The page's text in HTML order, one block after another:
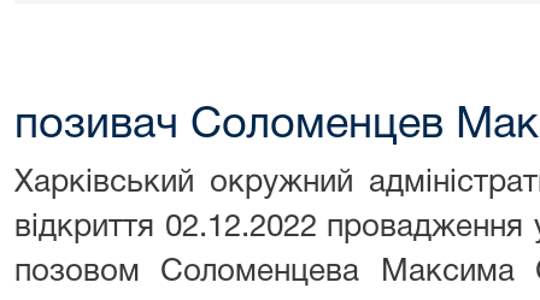
позивач Соломенцев
Харківський окружний
відкриття 02.12.2022
позовом Соломенцева Максима